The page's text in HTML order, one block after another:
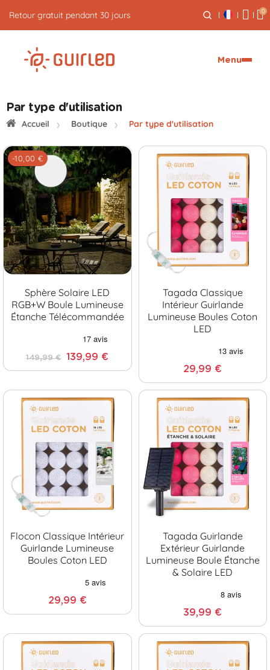
Livraison express offerte dès 59€ 0
Menu
Par type d'utilisation
Accueil Boutique Par type d'utilisation
-10,00 €
Sphère Solaire LED
RGB+W Boule Lumineuse
Étanche Télécommandée
149,99 € 139,99 €
Tagada Classique
Intérieur Guirlande
Lumineuse Boules Coton
LED
29,99 €
Flocon Classique Intérieur
Guirlande Lumineuse
Boules Coton LED
29,99 €
Tagada Guirlande
Extérieur Guirlande
Lumineuse Boule Étanche
& Solaire LED
39,99 €